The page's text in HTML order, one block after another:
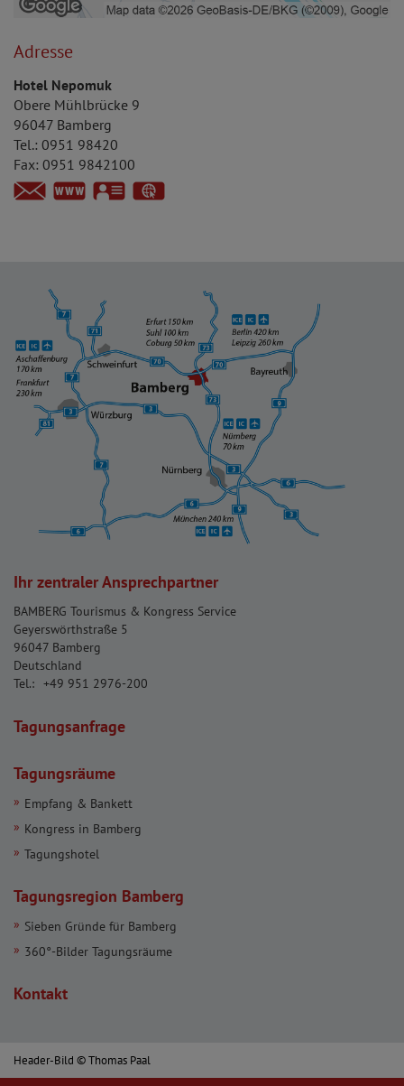
Adresse
Hotel Nepomuk
Obere Mühlbrücke 9
96047 Bamberg
Tel.: 0951 98420
Fax: 0951 9842100
https://www.en-gastro.de
vCard
Ihr zentraler Ansprechpartner
BAMBERG Tourismus & Kongress Service
Geyerswörthstraße 5
96047 Bamberg
Deutschland
Tel.: +49 951 2976-200
Tagungsanfrage
Tagungsräume
Empfang & Bankett
Kongress in Bamberg
Tagungshotel
Tagungsregion Bamberg
Sieben Gründe für Bamberg
360°-Bilder Tagungsräume
Kontakt
Header-Bild © Thomas Paal